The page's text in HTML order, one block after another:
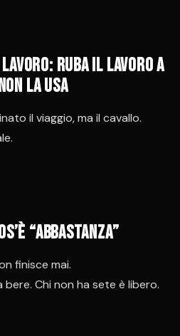
lavoro: ruba il lavoro a
la usa
il viaggio, ma il cavallo.
“abbastanza”
finisce mai.
Chi non ha sete è libero.